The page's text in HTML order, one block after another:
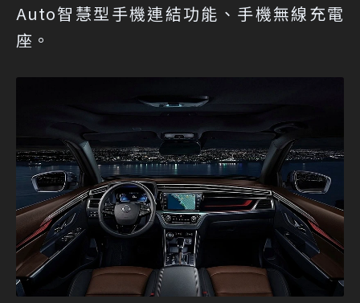
Auto智慧型手機連結功能、手機無線充電
座。